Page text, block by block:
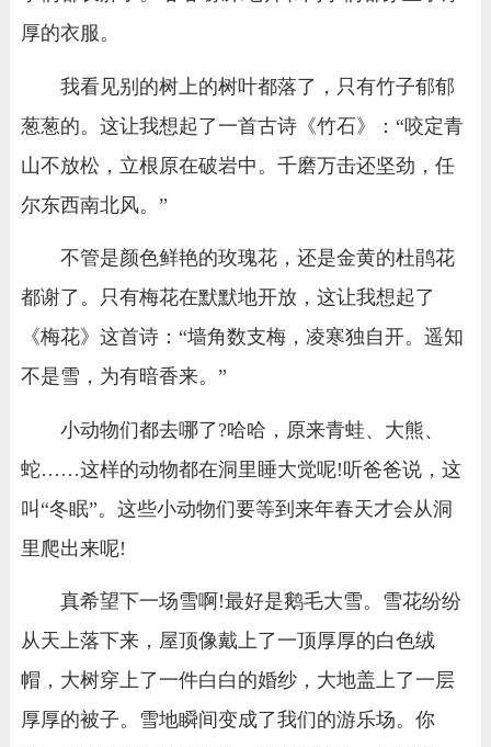
厚的衣服。
我看见别的树上的树叶都落了，只有竹子郁郁
葱葱的。这让我想起了一首古诗《竹石》：“咬定青
山不放松，立根原在破岩中。千磨万击还坚劲，任
尔东西南北风。”
不管是颜色鲜艳的玫瑰花，还是金黄的杜鹃花
都谢了。只有梅花在默默地开放，这让我想起了
《梅花》这首诗：“墙角数支梅，凌寒独自开。遥知
不是雪，为有暗香来。”
小动物们都去哪了?哈哈，原来青蛙、大熊、
蛇……这样的动物都在洞里睡大觉呢!听爸爸说，这
叫“冬眠”。这些小动物们要等到来年春天才会从洞
里爬出来呢!
真希望下一场雪啊!最好是鹅毛大雪。雪花纷纷
从天上落下来，屋顶像戴上了一顶厚厚的白色绒
帽，大树穿上了一件白白的婚纱，大地盖上了一层
厚厚的被子。雪地瞬间变成了我们的游乐场。你